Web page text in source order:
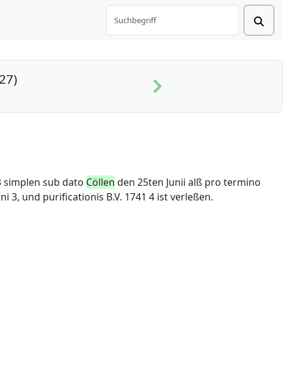
simplen sub dato Cöllen den 25ten Junii alß pro termino
3, und purificationis B.V. 1741 4 ist verleßen.